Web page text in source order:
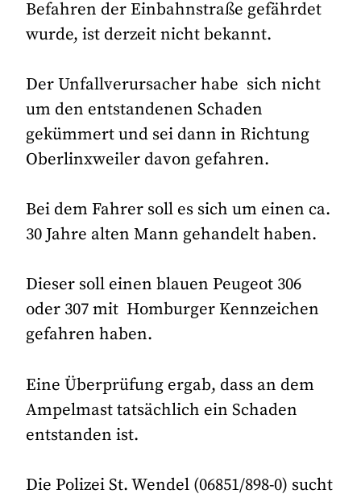
Befahren der Einbahnstraße gefährdet
wurde, ist derzeit nicht bekannt.
Der Unfallverursacher habe sich nicht
um den entstandenen Schaden
gekümmert und sei dann in Richtung
Oberlinxweiler davon gefahren.
Bei dem Fahrer soll es sich um einen ca.
30 Jahre alten Mann gehandelt haben.
Dieser soll einen blauen Peugeot 306
oder 307 mit Homburger Kennzeichen
gefahren haben.
Eine Überprüfung ergab, dass an dem
Ampelmast tatsächlich ein Schaden
entstanden ist.
Die Polizei St. Wendel (06851/898-0) sucht